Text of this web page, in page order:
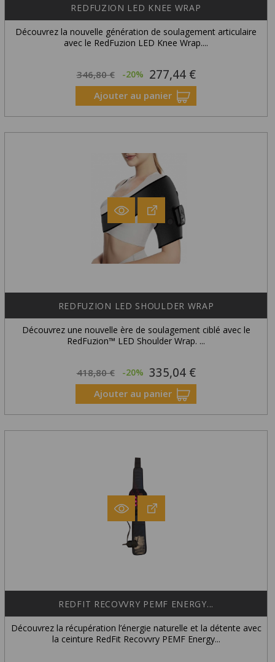
REDFUZION LED KNEE WRAP
Découvrez la nouvelle génération de soulagement articulaire
avec le RedFuzion LED Knee Wrap....
Prix
habituel
346,80 € -20% Prix
277,44 €
Ajouter au panier
REDFUZION LED SHOULDER WRAP
Découvrez une nouvelle ère de soulagement ciblé avec le
RedFuzion™ LED Shoulder Wrap. ...
Prix
habituel
418,80 € -20% Prix
335,04 €
Ajouter au panier
REDFIT RECOVVRY PEMF ENERGY...
Découvrez la récupération l’énergie naturelle et la détente avec
la ceinture RedFit Recovvry PEMF Energy...